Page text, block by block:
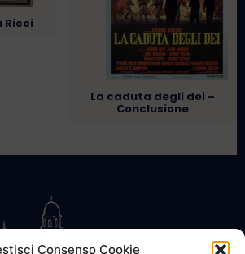
Consenso Cookie
Ricci
La caduta degli dei –
Conclusione